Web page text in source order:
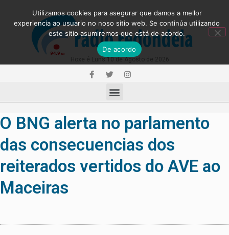
O BNG alerta no parlamento
das consecuencias dos
reiterados vertidos do AVE ao
Maceiras
Utilizamos cookies para asegurar que damos a mellor
experiencia ao usuario no noso sitio web. Se continúa utilizando
este sitio asumiremos que está de acordo.
De acordo